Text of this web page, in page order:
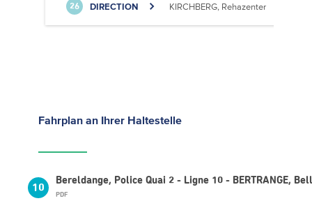
26 DIRECTION KIRCHBERG, Rehazenter
Fahrplan an Ihrer Haltestelle
10
Bereldange, Police Quai 2 - Ligne 10 - BERTRANGE,
PDF